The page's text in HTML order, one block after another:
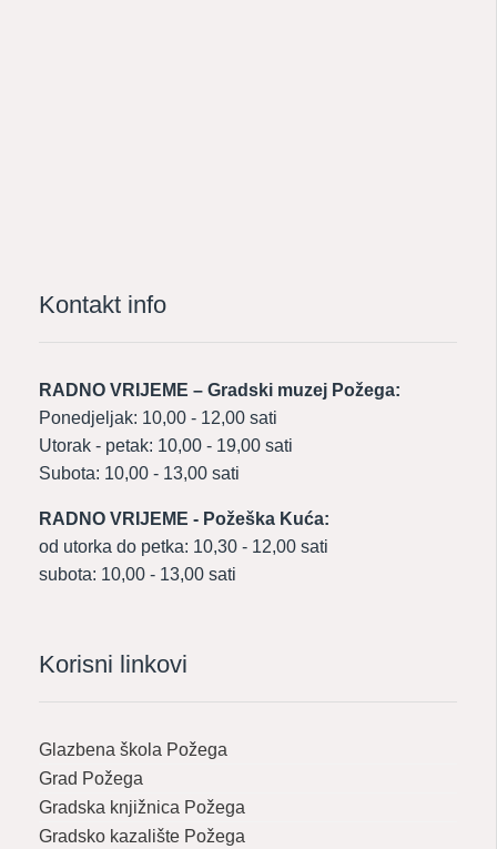
Kontakt info
RADNO VRIJEME – Gradski muzej Požega:
Ponedjeljak: 10,00 - 12,00 sati
Utorak - petak: 10,00 - 19,00 sati
Subota: 10,00 - 13,00 sati
RADNO VRIJEME - Požeška Kuća:
od utorka do petka: 10,30 - 12,00 sati
subota: 10,00 - 13,00 sati
Korisni linkovi
Glazbena škola Požega
Grad Požega
Gradska knjižnica Požega
Gradsko kazalište Požega